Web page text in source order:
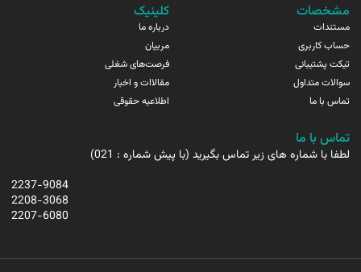
مشخصات
مستندات
حساب کاربری
تیکت پشتیبانی
سوالات متداول
تماس با ما
کلینیک
درباره ما
مربیان
فرصت‌های شغلی
مقالاات و اخبار
اطلاعیه حقوقی
تماس با ما
لطفا با شماره های زیر تماس بگیرید (با پیش شماره : 021)
2237-9084
2208-3068
2207-6080